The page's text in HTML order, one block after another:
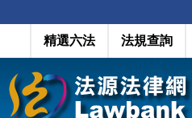
精選六法 法規查詢